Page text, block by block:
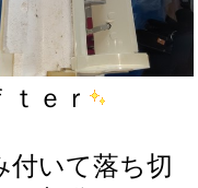
ｔｅｒ
付いて落ち切